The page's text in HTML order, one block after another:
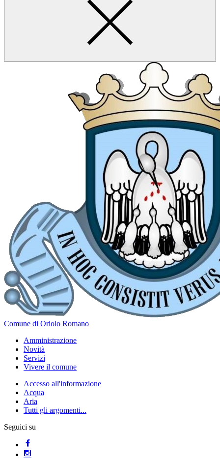
Comune di Oriolo Romano
Amministrazione
Novità
Servizi
Vivere il comune
Accesso all'informazione
Acqua
Aria
Tutti gli argomenti...
Seguici su